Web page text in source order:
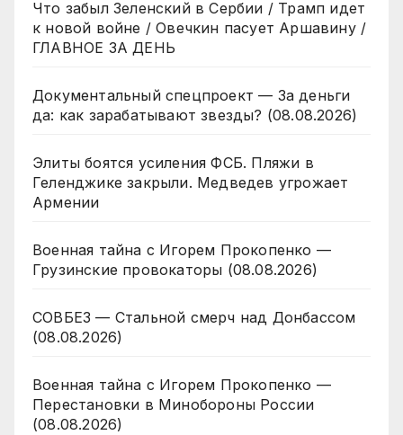
Что забыл Зеленский в Сербии / Трамп идет
к новой войне / Овечкин пасует Аршавину /
ГЛАВНОЕ ЗА ДЕНЬ
Документальный спецпроект — За деньги
да: как зарабатывают звезды? (08.08.2026)
Элиты боятся усиления ФСБ. Пляжи в
Геленджике закрыли. Медведев угрожает
Армении
Военная тайна с Игорем Прокопенко —
Грузинские провокаторы (08.08.2026)
СОВБЕЗ — Стальной смерч над Донбассом
(08.08.2026)
Военная тайна с Игорем Прокопенко —
Перестановки в Минобороны России
(08.08.2026)